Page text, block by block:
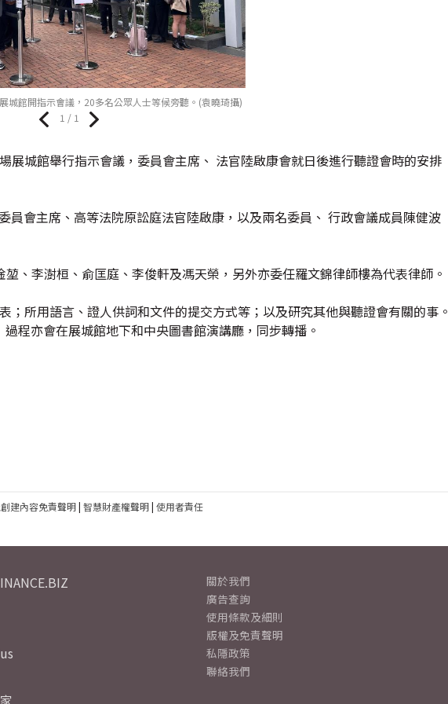
城館開指示會議，20多名公眾人士等候旁聽。(袁曉琦攝)
1 / 1
展城館舉行指示會議，委員會主席、 法官陸啟康會就日後進行聽證會時的安排
會主席、高等法院原訟庭法官陸啟康，以及兩名委員、 行政會議成員陳健波
、李澍桓、俞匡庭、李俊軒及馮天榮，另外亦委任羅文錦律師樓為代表律師。
所用語言、證人供詞和文件的提交方式等；以及研究其他與聽證會有關的事。
程亦會在展城館地下和中央圖書館演講廳，同步轉播。
建內容免責聲明| 智慧財產權聲明| 使用者責任
關於我們
廣告查詢
使用條款及細則
版權及免責聲明
私隱政策
聯絡我們